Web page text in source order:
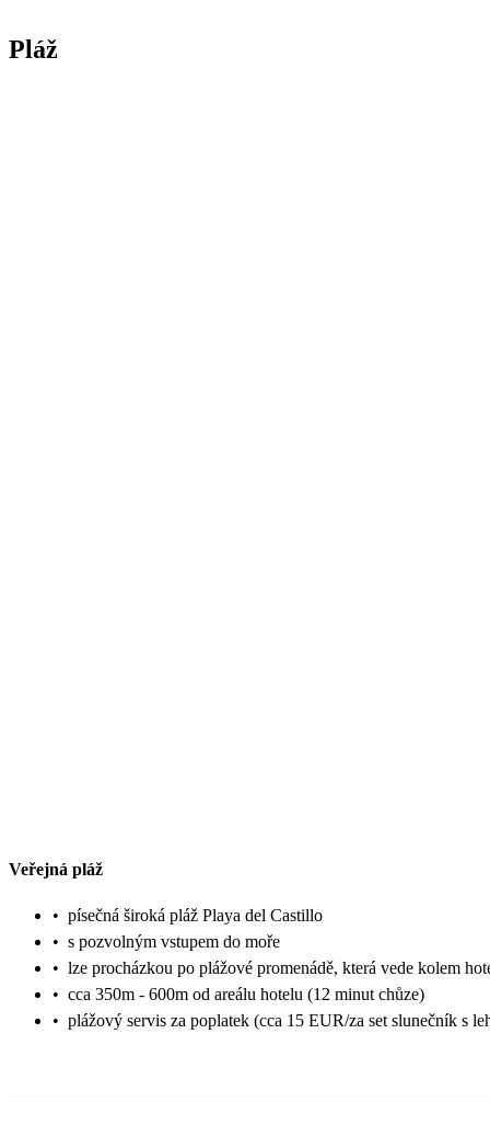
Pláž
Veřejná pláž
• písečná široká pláž Playa del Castillo
• s pozvolným vstupem do moře
• lze procházkou po plážové promenádě, která vede kolem
• cca 350m - 600m od areálu hotelu (12 minut chůze)
• plážový servis za poplatek (cca 15 EUR/za set slunečník s